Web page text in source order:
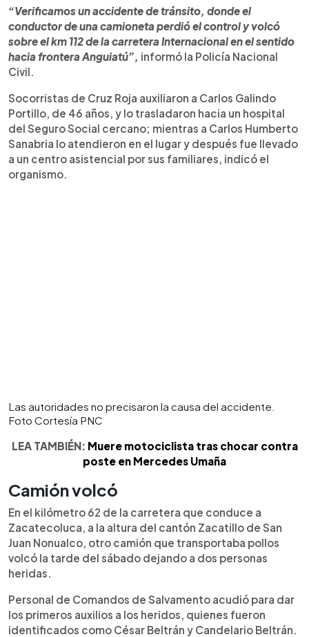
“Verificamos un accidente de tránsito, donde el
conductor de una camioneta perdió el control y volcó
sobre el km 112 de la carretera Internacional en el sentido
hacia frontera Anguiatú”, informó la Policía Nacional
Civil.
Socorristas de Cruz Roja auxiliaron a Carlos Galindo
Portillo, de 46 años, y lo trasladaron hacia un hospital
del Seguro Social cercano; mientras a Carlos Humberto
Sanabria lo atendieron en el lugar y después fue llevado
a un centro asistencial por sus familiares, indicó el
organismo.
Las autoridades no precisaron la causa del accidente.
Foto Cortesía PNC
LEA TAMBIÉN: Muere motociclista tras chocar contra
poste en Mercedes Umaña
Camión volcó
En el kilómetro 62 de la carretera que conduce a
Zacatecoluca, a la altura del cantón Zacatillo de San
Juan Nonualco, otro camión que transportaba pollos
volcó la tarde del sábado dejando a dos personas
heridas.
Personal de Comandos de Salvamento acudió para dar
los primeros auxilios a los heridos, quienes fueron
identificados como César Beltrán y Candelario Beltrán.